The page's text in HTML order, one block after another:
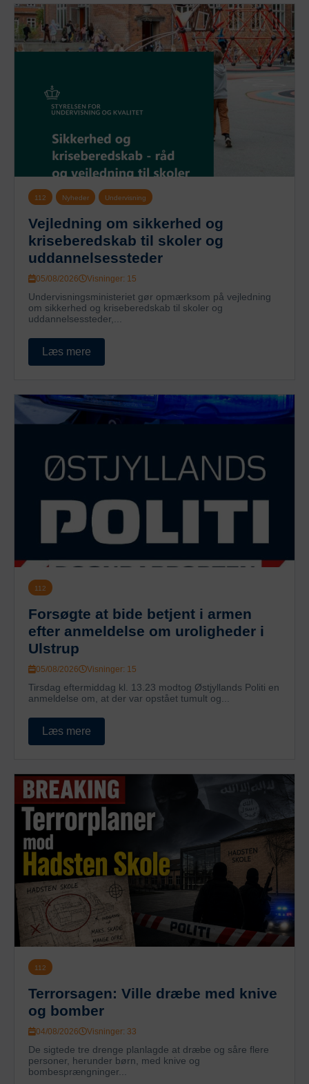
112 Nyheder Undervisning
Vejledning om sikkerhed og
kriseberedskab til skoler og
uddannelsessteder
05/08/2026 Visninger: 15
Undervisningsministeriet gør opmærksom på vejledning
om sikkerhed og kriseberedskab til skoler og
uddannelsessteder,...
Læs mere
112
Forsøgte at bide betjent i armen
efter anmeldelse om uroligheder i
Ulstrup
05/08/2026 Visninger: 15
Tirsdag eftermiddag kl. 13.23 modtog Østjyllands Politi en
anmeldelse om, at der var opstået tumult og...
Læs mere
112
Terrorsagen: Ville dræbe med knive
og bomber
04/08/2026 Visninger: 33
De sigtede tre drenge planlagde at dræbe og såre flere
personer, herunder børn, med knive og
bombesprængninger...